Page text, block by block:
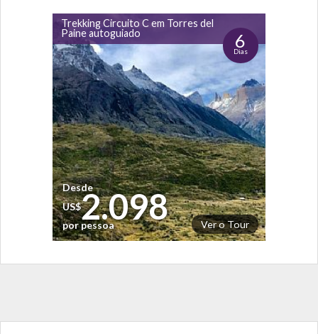
Trekking Circuito C em Torres del
Paine autoguiado
6
Dias
Ver o Tour
Desde
US$2.098
por pessoa